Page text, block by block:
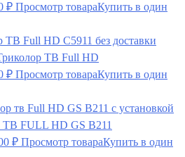
₽ Просмотр товараКупить в один
ТВ Full HD
₽ Просмотр товараКупить в один
ТВ FULL HD GS B211
₽ Просмотр товараКупить в один